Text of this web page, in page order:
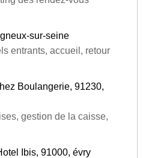
sur-seine
entrants, accueil, retour
Boulangerie, 91230,
gestion de la caisse,
Ibis, 91000, évry